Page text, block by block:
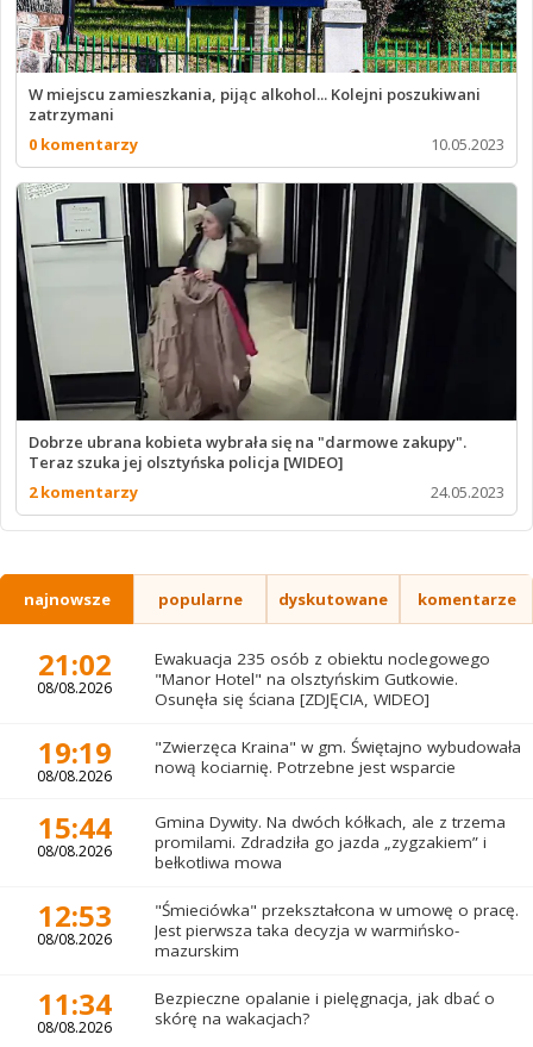
W miejscu zamieszkania, pijąc alkohol... Kolejni poszukiwani
zatrzymani
0 komentarzy
10.05.2023
Dobrze ubrana kobieta wybrała się na "darmowe zakupy".
Teraz szuka jej olsztyńska policja [WIDEO]
2 komentarzy
24.05.2023
najnowsze popularne dyskutowane komentarze
21:02
08/08.2026
Ewakuacja 235 osób z obiektu noclegowego
"Manor Hotel" na olsztyńskim Gutkowie.
Osunęła się ściana [ZDJĘCIA, WIDEO]
19:19
08/08.2026
"Zwierzęca Kraina" w gm. Świętajno wybudowała
nową kociarnię. Potrzebne jest wsparcie
15:44
08/08.2026
Gmina Dywity. Na dwóch kółkach, ale z trzema
promilami. Zdradziła go jazda „zygzakiem” i
bełkotliwa mowa
12:53
08/08.2026
"Śmieciówka" przekształcona w umowę o pracę.
Jest pierwsza taka decyzja w warmińsko-
mazurskim
11:34
08/08.2026
Bezpieczne opalanie i pielęgnacja, jak dbać o
skórę na wakacjach?